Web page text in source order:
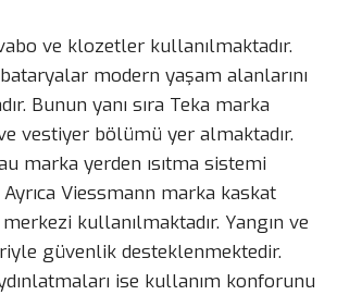
ve klozetler kullanılmaktadır.
modern yaşam alanlarını
Bunun yanı sıra Teka marka
vestiyer bölümü yer almaktadır.
marka yerden ısıtma sistemi
Viessmann marka kaskat
kullanılmaktadır. Yangın ve
güvenlik desteklenmektedir.
ise kullanım konforunu